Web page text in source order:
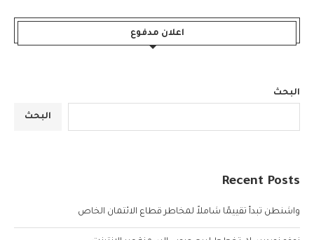
اعلان مدفوع
البحث
البحث
Recent Posts
واشنطن تبدأ تقييمًا شاملاً لمخاطر قطاع الائتمان الخاص